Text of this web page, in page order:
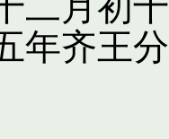
二月初
年齐王